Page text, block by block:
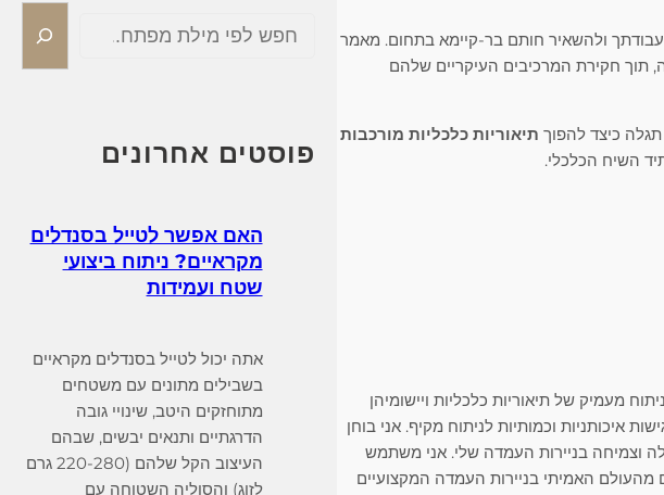
ולהשאיר חותם בר-קיימא בתחום. מאמר
תוך חקירת המרכיבים העיקריים שלהם
כיצד להפוך תיאוריות כלכליות מורכבות
השיח הכלכלי.
מעמיק של תיאוריות כלכליות ויישומיהן
איכותניות וכמותיות לניתוח מקיף. אני בוחן
וצמיחה בניירות העמדה שלי. אני משתמש
מהעולם האמיתי בניירות העמדה המקצועיים
h
פוסטים אחרונים
האם אפשר לטייל בסנדלים
מקראיים? ניתוח ביצועי
שטח ועמידות
אתה יכול לטייל בסנדלים מקראיים
בשבילים מתונים עם משטחים
מתוחזקים היטב, שינויי גובה
הדרגתיים ותנאים יבשים, שבהם
העיצוב הקל שלהם (220-280 גרם
לזוג) והסוליה השטוחה עם